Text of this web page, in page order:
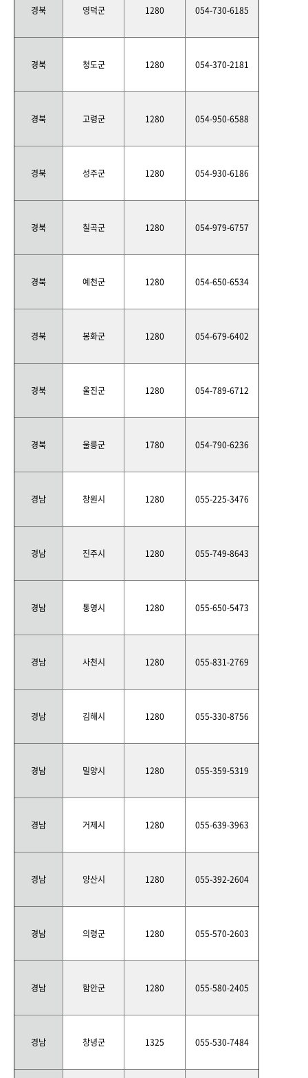
경북 영덕군 1280 054-730-6185
경북 청도군 1280 054-370-2181
경북 고령군 1280 054-950-6588
경북 성주군 1280 054-930-6186
경북 칠곡군 1280 054-979-6757
경북 예천군 1280 054-650-6534
경북 봉화군 1280 054-679-6402
경북 울진군 1280 054-789-6712
경북 울릉군 1780 054-790-6236
경남 창원시 1280 055-225-3476
경남 진주시 1280 055-749-8643
경남 통영시 1280 055-650-5473
경남 사천시 1280 055-831-2769
경남 김해시 1280 055-330-8756
경남 밀양시 1280 055-359-5319
경남 거제시 1280 055-639-3963
경남 양산시 1280 055-392-2604
경남 의령군 1280 055-570-2603
경남 함안군 1280 055-580-2405
경남 창녕군 1325 055-530-7484